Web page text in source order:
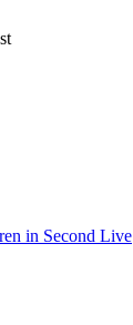
in Second Live